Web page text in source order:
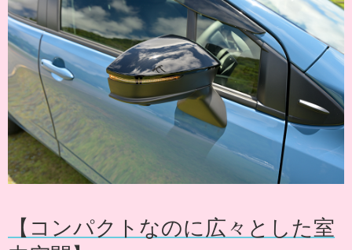
【コンパクトなのに広々とした室